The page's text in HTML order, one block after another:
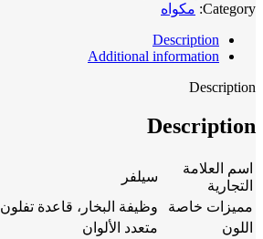
Category: مكواه
Description
Additional information
Description
Description
اسم العلامة
التجارية
سيلفر
مميزات خاصة
وظيفة البخار، قاعدة تفلون
اللون
متعدد الألوان